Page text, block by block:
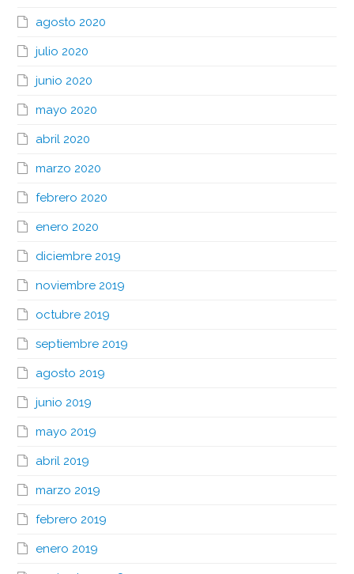
agosto 2020
julio 2020
junio 2020
mayo 2020
abril 2020
marzo 2020
febrero 2020
enero 2020
diciembre 2019
noviembre 2019
octubre 2019
septiembre 2019
agosto 2019
junio 2019
mayo 2019
abril 2019
marzo 2019
febrero 2019
enero 2019